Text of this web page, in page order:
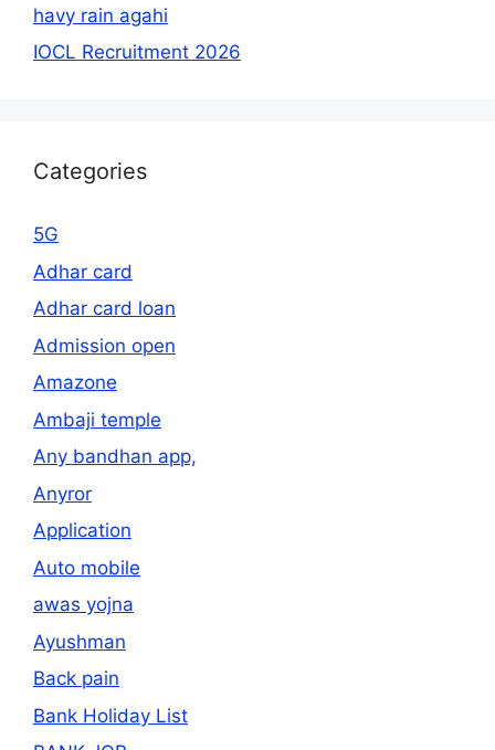
havy rain agahi
IOCL Recruitment 2026
Categories
5G
Adhar card
Adhar card loan
Admission open
Amazone
Ambaji temple
Any bandhan app,
Anyror
Application
Auto mobile
awas yojna
Ayushman
Back pain
Bank Holiday List